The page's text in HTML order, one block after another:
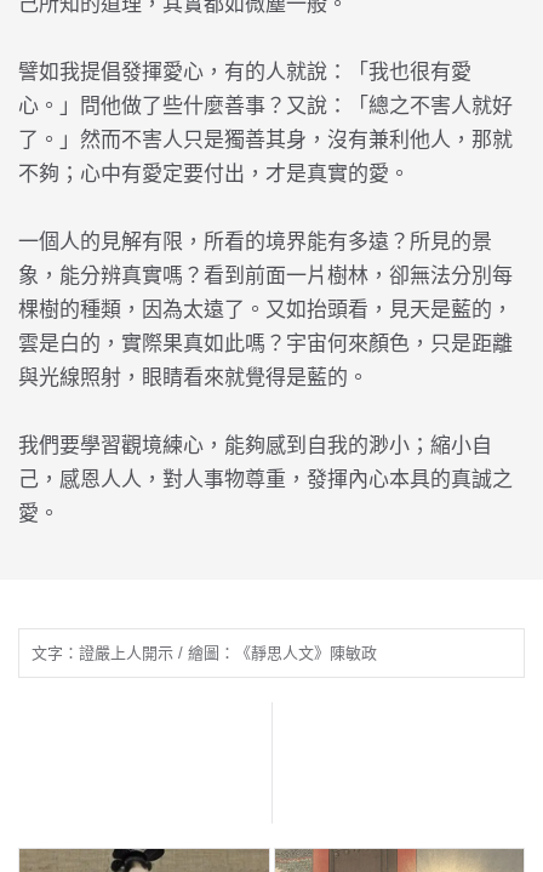
譬如我提倡發揮愛心，有的人就說：「我也很有愛
心。」問他做了些什麼善事？又說：「總之不害人就好
了。」然而不害人只是獨善其身，沒有兼利他人，那就
不夠；心中有愛定要付出，才是真實的愛。
一個人的見解有限，所看的境界能有多遠？所見的景
象，能分辨真實嗎？看到前面一片樹林，卻無法分別每
棵樹的種類，因為太遠了。又如抬頭看，見天是藍的，
雲是白的，實際果真如此嗎？宇宙何來顏色，只是距離
與光線照射，眼睛看來就覺得是藍的。
我們要學習觀境練心，能夠感到自我的渺小；縮小自
己，感恩人人，對人事物尊重，發揮內心本具的真誠之
愛。
文字：證嚴上人開示 / 繪圖：《靜思人文》陳敏政